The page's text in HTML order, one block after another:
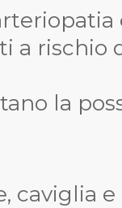
a rischio
la
caviglia e